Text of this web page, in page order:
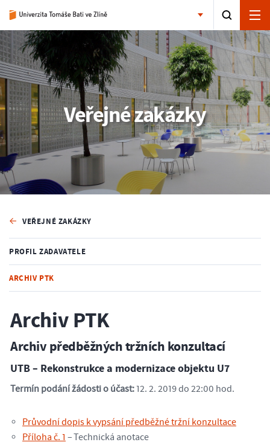
Veřejné zakázky
VEŘEJNÉ ZAKÁZKY
PROFIL ZADAVATELE
ARCHIV PTK
Archiv PTK
Archiv předběžných tržních konzultací
UTB – Rekonstrukce a modernizace objektu U7
Termín podání žádosti o účast:12. 2. 2019 do 22:00 hod.
Průvodní dopis k vypsání předběžné tržní konzultace
Příloha č. 1 – Technická anotace